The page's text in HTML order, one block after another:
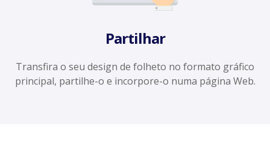
Partilhar
Transfira o seu design de folheto no formato gráfico
principal, partilhe-o e incorpore-o numa página Web.